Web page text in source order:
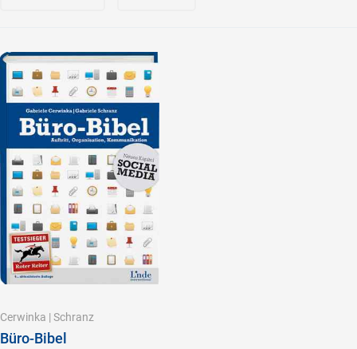
Cerwinka | Schranz
Büro-Bibel